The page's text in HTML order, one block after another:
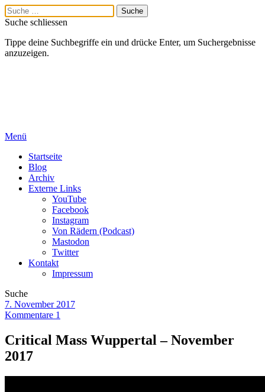
Suche schliessen
Tippe deine Suchbegriffe ein und drücke Enter, um Suchergebnisse
anzuzeigen.
Menü
Startseite
Blog
Archiv
Externe Links
YouTube
Facebook
Instagram
Von Rädern (Podcast)
Mastodon
Twitter
Kontakt
Impressum
Suche
7. November 2017
Kommentare 1
Critical Mass Wuppertal – November
2017